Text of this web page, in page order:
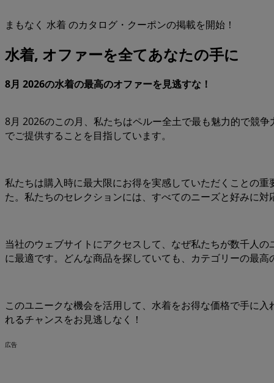
まもなく 水着 のカタログ・クーポンの掲載を開始！
水着, オファーを全てあなたの手に
8月 2026の水着の最高のオファーを見逃すな！
8月 2026のこの月、私たちはペルー全土で最も魅力的で競
でご提供することを目指しています。
私たちは購入時に最大限にお得を実感していただくことの
た。私たちのセレクションには、すべてのニーズと好みに
当社のウェブサイトにアクセスして、なぜ私たちが数千人
に最適です。どんな商品を探していても、カテゴリーの最
このユニークな機会を活用して、水着をお得な価格で手に
れるチャンスをお見逃しなく！
広告